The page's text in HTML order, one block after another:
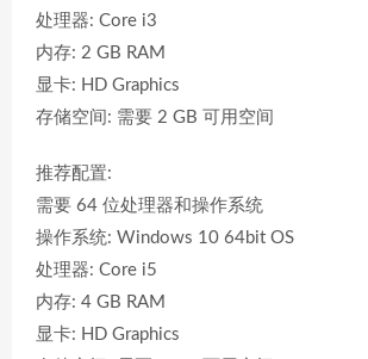
处理器: Core i3
内存: 2 GB RAM
显卡: HD Graphics
存储空间: 需要 2 GB 可用空间
推荐配置:
需要 64 位处理器和操作系统
操作系统: Windows 10 64bit OS
处理器: Core i5
内存: 4 GB RAM
显卡: HD Graphics